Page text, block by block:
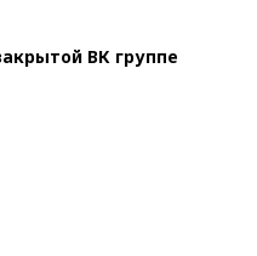
ВК группе